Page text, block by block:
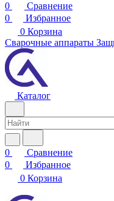
0
Сравнение
0
Избранное
0 Корзина
Сварочные аппараты
Каталог
0
Сравнение
0
Избранное
0 Корзина